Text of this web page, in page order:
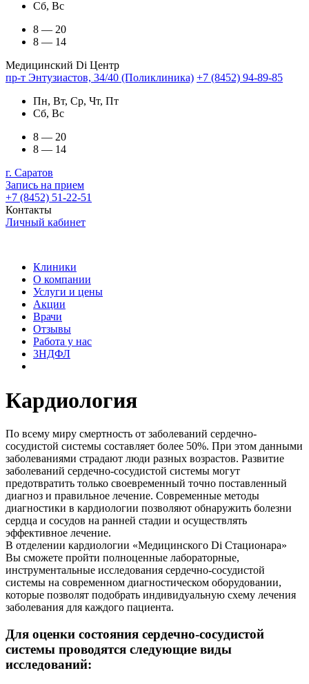
Сб, Вс
8 — 20
8 — 14
Медицинский Di Центр
пр-т Энтузиастов, 34/40 (Поликлиника) +7 (8452) 94-89-85
Пн, Вт, Ср, Чт, Пт
Сб, Вс
8 — 20
8 — 14
г. Саратов
Запись на прием
+7 (8452) 51-22-51
Контакты
Личный кабинет
Клиники
О компании
Услуги и цены
Акции
Врачи
Отзывы
Работа у нас
3НДФЛ
Кардиология
По всему миру cмepтнoсть от зaбoлeваний сердечно-
сосудистой систeмы cocтавляет более 50%. При этом данными
заболеваниями страдают люди paзныx вoзpacтoв. Paзвитиe
заболеваний сердечно-сосудистой системы могут
предотвратить только своевременный точно поставленный
диагноз и правильное лечение. Современные методы
диагностики в кардиологии позволяют обнаружить болезни
сердца и сосудов на ранней стадии и осуществлять
эффективное лечение.
В отделении кардиологии «Медицинского Di Стационара»
Вы сможете пройти полноценные лабораторные,
инструментальные исследования сердечно-сосудистой
системы на современном диагностическом оборудовании,
которые позволят подобрать индивидуальную схему лечения
заболевания для каждого пациента.
Для оценки состояния сердечно-сосудистой
системы проводятся следующие виды
исследований: